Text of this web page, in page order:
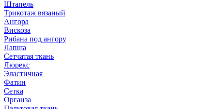
Штапель
Трикотаж вязаный
Ангора
Вискоза
Рибана под ангору
Лапша
Сетчатая ткань
Люрекс
Эластичная
Фатин
Сетка
Органза